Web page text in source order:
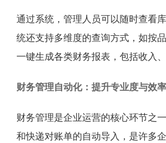
通过系统，管理人员可以随时查看
统还支持多维度的查询方式，如按
一键生成各类财务报表，包括收入
财务管理自动化：提升专业度与效率
财务管理是企业运营的核心环节之
和快递对账单的自动导入，是许多